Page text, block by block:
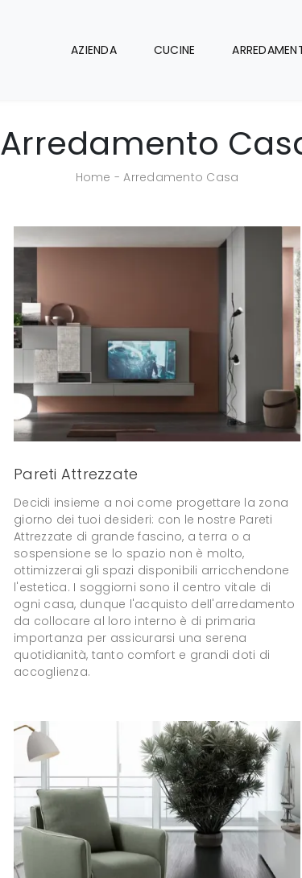
AZIENDA CUCINE
Arredamento
Home -Arredamento Casa
Pareti Attrezzate
Decidi insieme a noi come progettare la zona
giorno dei tuoi desideri: con le nostre Pareti
Attrezzate di grande fascino, a terra o a
sospensione se lo spazio non è molto,
ottimizzerai gli spazi disponibili arricchendone
l'estetica. I soggiorni sono il centro vitale di
ogni casa, dunque l'acquisto dell'arredamento
da collocare al loro interno è di primaria
importanza per assicurarsi una serena
quotidianità, tanto comfort e grandi doti di
accoglienza.